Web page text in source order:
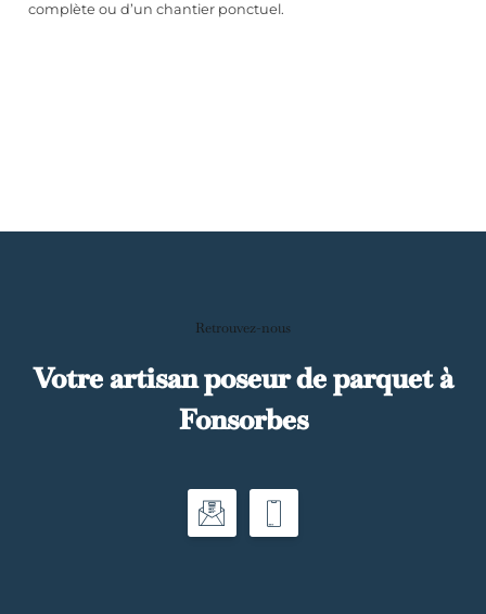
complète ou d’un chantier ponctuel.
Retrouvez-nous
Votre artisan poseur de parquet à
Fonsorbes